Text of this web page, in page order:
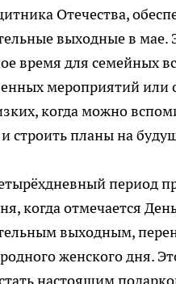
Отечества,
выходные в мае.
время для семейных
мероприятий или
когда можно
строить планы на
период
когда отмечается
выходным,
женского дня.
настоящим